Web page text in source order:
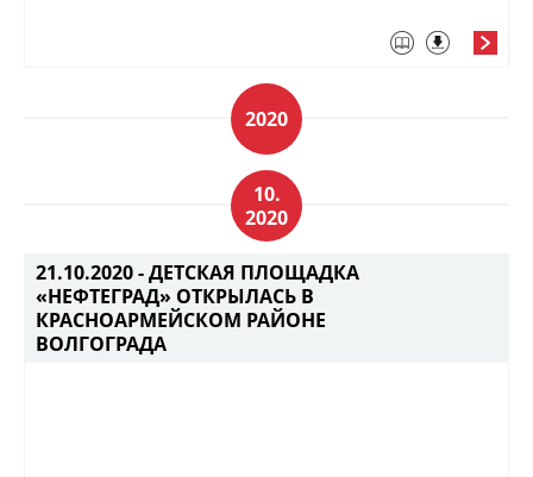
2020
10.
2020
21.10.2020 -ДЕТСКАЯ ПЛОЩАДКА
«НЕФТЕГРАД» ОТКРЫЛАСЬ В
КРАСНОАРМЕЙСКОМ РАЙОНЕ
ВОЛГОГРАДА